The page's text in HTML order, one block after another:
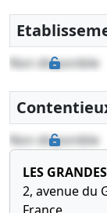
Non disponible
Non disponible
LES
2, avenue du